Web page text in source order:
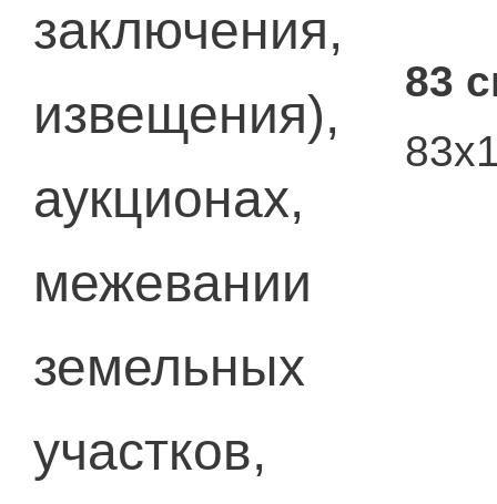
заключения,
извещения),
аукционах,
межевании
земельных
участков,
83